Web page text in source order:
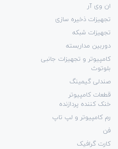
ان وی آر
تجهیزات ذخیره سازی
تجهیزات شبکه
دوربین مداربسته
کامپیوتر و تجهیزات جانبی
بلوتوث
صندلی گیمینگ
قطعات کامپیوتر
خنک کننده پردازنده
رم کامپیوتر و لپ تاپ
فن
کارت گرافیک